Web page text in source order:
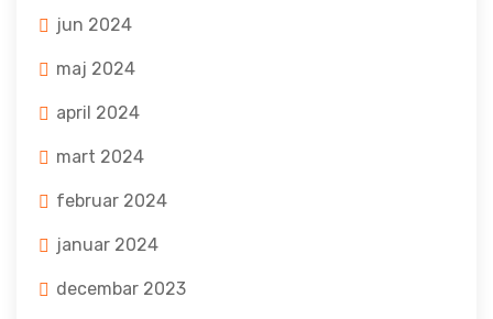
jun 2024
maj 2024
april 2024
mart 2024
februar 2024
januar 2024
decembar 2023